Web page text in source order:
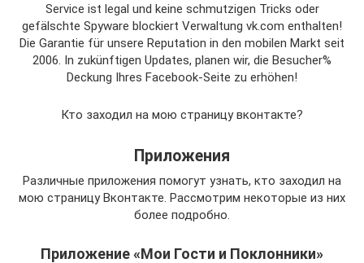
Service ist legal und keine schmutzigen Tricks oder
gefälschte Spyware blockiert Verwaltung vk.com enthalten!
Die Garantie für unsere Reputation in den mobilen Markt seit
2006. In zukünftigen Updates, planen wir, die Besucher%
Deckung Ihres Facebook-Seite zu erhöhen!
Кто заходил на мою страницу вконтакте?
Приложения
Различные приложения помогут узнать, кто заходил на
мою страницу Вконтакте. Рассмотрим некоторые из них
более подробно.
Приложение «Мои Гости и Поклонники»